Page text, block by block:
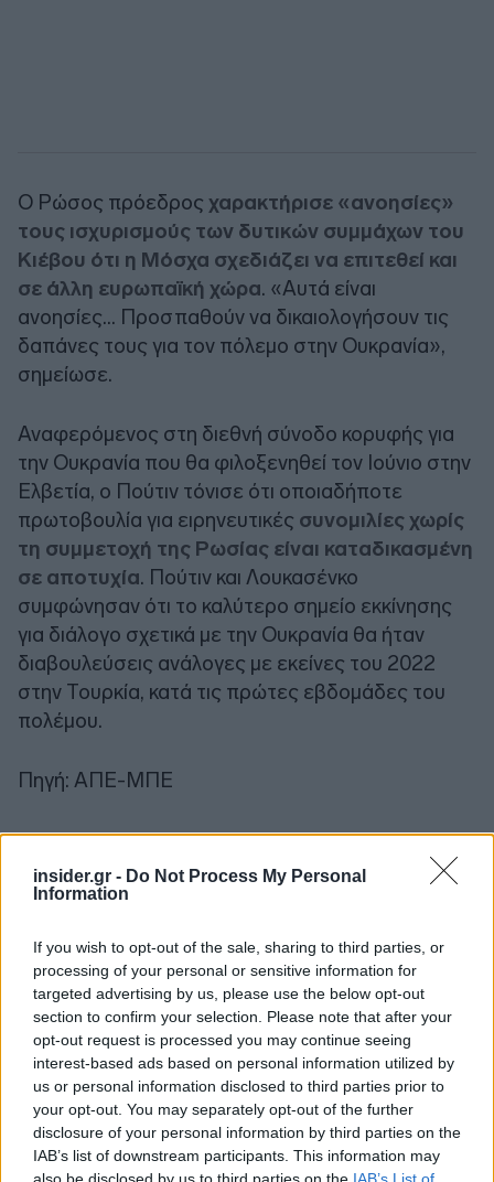
insider.gr - Do Not Process My Personal
Information
If you wish to opt-out of the sale, sharing to third parties, or
processing of your personal or sensitive information for
targeted advertising by us, please use the below opt-out
section to confirm your selection. Please note that after your
opt-out request is processed you may continue seeing
interest-based ads based on personal information utilized by
us or personal information disclosed to third parties prior to
your opt-out. You may separately opt-out of the further
disclosure of your personal information by third parties on the
IAB’s list of downstream participants. This information may
also be disclosed by us to third parties on the IAB’s List of
Ο Ρώσος πρόεδρος χαρακτήρισε «ανοησίες»
τους ισχυρισμούς των δυτικών συμμάχων του
Κιέβου ότι η Μόσχα σχεδιάζει να επιτεθεί και
σε άλλη ευρωπαϊκή χώρα. «Αυτά είναι
ανοησίες… Προσπαθούν να δικαιολογήσουν τις
δαπάνες τους για τον πόλεμο στην Ουκρανία»,
σημείωσε.
Αναφερόμενος στη διεθνή σύνοδο κορυφής για
την Ουκρανία που θα φιλοξενηθεί τον Ιούνιο στην
Ελβετία, ο Πούτιν τόνισε ότι οποιαδήποτε
πρωτοβουλία για ειρηνευτικές συνομιλίες χωρίς
τη συμμετοχή της Ρωσίας είναι καταδικασμένη
σε αποτυχία. Πούτιν και Λουκασένκο
συμφώνησαν ότι το καλύτερο σημείο εκκίνησης
για διάλογο σχετικά με την Ουκρανία θα ήταν
διαβουλεύσεις ανάλογες με εκείνες του 2022
στην Τουρκία, κατά τις πρώτες εβδομάδες του
πολέμου.
Πηγή: ΑΠΕ-ΜΠΕ